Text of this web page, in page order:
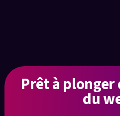
Prêt à plonger
du